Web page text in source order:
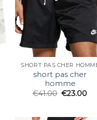
SHORT PAS CHER
short pas cher
homme
€41.00 €23.00